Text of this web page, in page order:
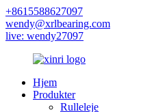
+8615588627097
wendy@xrlbearing.com
live: wendy27097
Hjem
Produkter
Rulleleje